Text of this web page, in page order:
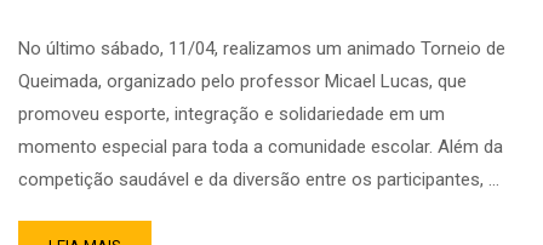
No último sábado, 11/04, realizamos um animado Torneio de
Queimada, organizado pelo professor Micael Lucas, que
promoveu esporte, integração e solidariedade em um
momento especial para toda a comunidade escolar. Além da
competição saudável e da diversão entre os participantes, …